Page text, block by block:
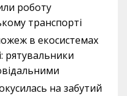
роботу
транспорті
в екосистемах
рятувальники
на забутий